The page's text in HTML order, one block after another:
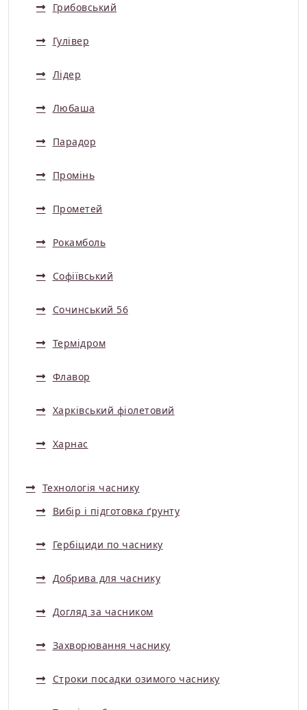
Грибовський
Гулівер
Лідер
Любаша
Парадор
Промінь
Прометей
Рокамболь
Софіївський
Сочинський 56
Термідром
Флавор
Харківський фіолетовий
Харнас
Технологія часнику
Вибір і підготовка ґрунту
Гербіциди по часнику
Добрива для часнику
Догляд за часником
Захворювання часнику
Строки посадки озимого часнику